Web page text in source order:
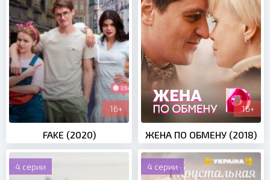
16+
FAKE (2020)
16+
ЖЕНА ПО ОБМЕНУ (2018)
4 серии 4 серии